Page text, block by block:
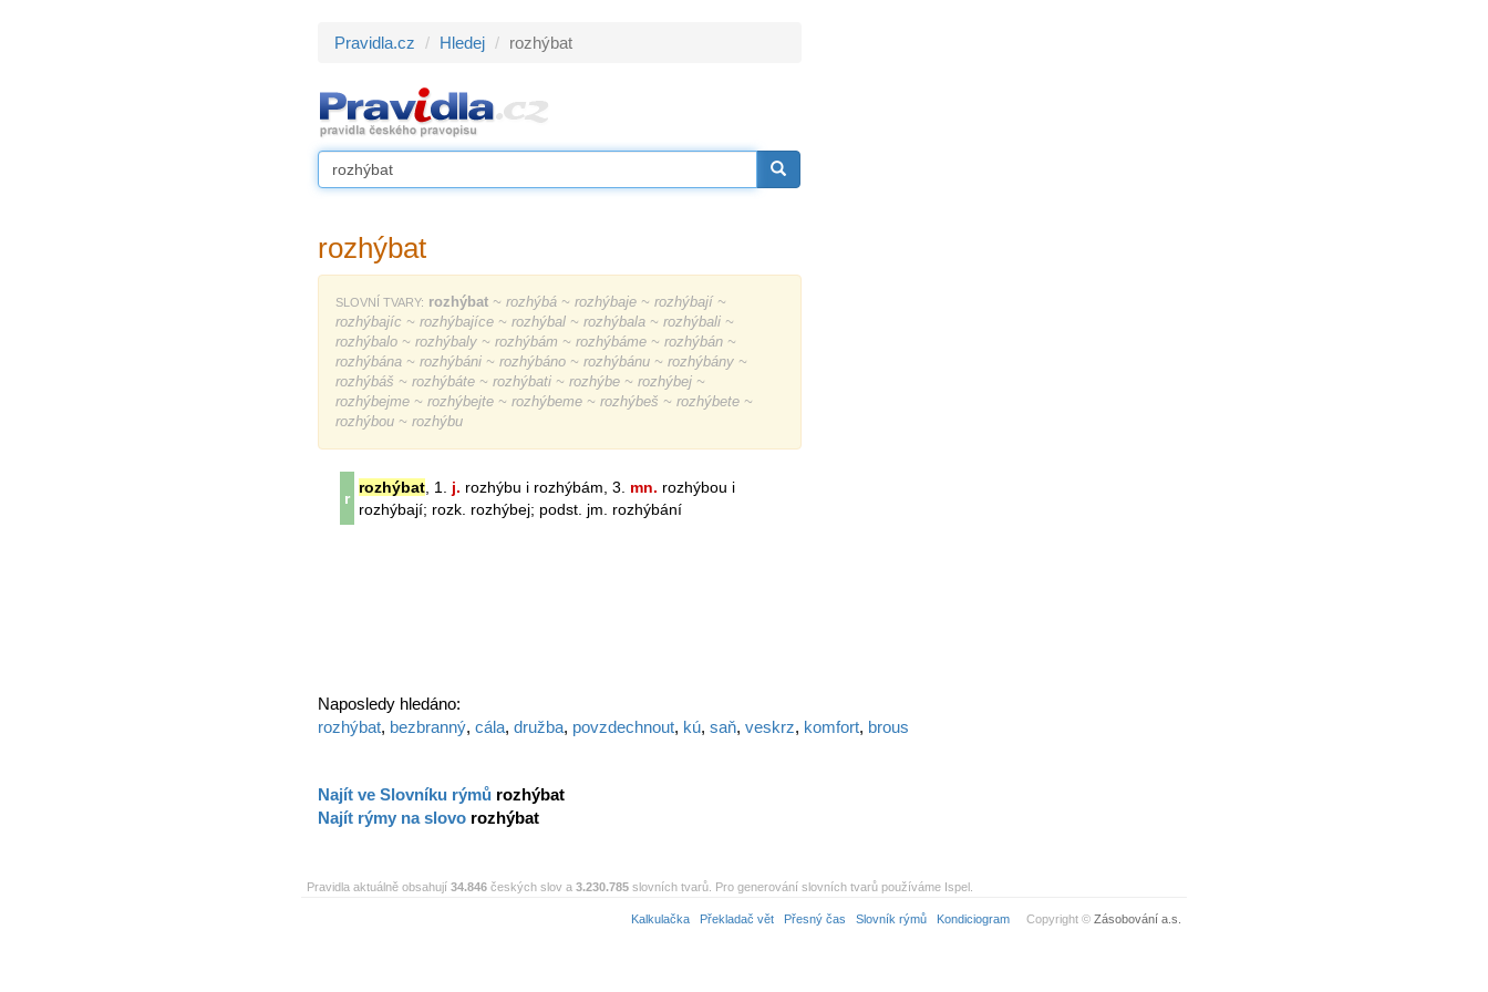
Pravidla.cz Hledej rozhýbat
rozhýbat
SLOVNÍ TVARY: rozhýbat ~ rozhýbá ~ rozhýbaje ~ rozhýbají ~
rozhýbajíc ~ rozhýbajíce ~ rozhýbal ~ rozhýbala ~ rozhýbali ~
rozhýbalo ~ rozhýbaly ~ rozhýbám ~ rozhýbáme ~ rozhýbán ~
rozhýbána ~ rozhýbáni ~ rozhýbáno ~ rozhýbánu ~ rozhýbány ~
rozhýbáš ~ rozhýbáte ~ rozhýbati ~ rozhýbe ~ rozhýbej ~
rozhýbejme ~ rozhýbejte ~ rozhýbeme ~ rozhýbeš ~ rozhýbete ~
rozhýbou ~ rozhýbu
r
rozhýbat , 1. j. rozhýbu i rozhýbám, 3. mn. rozhýbou i
rozhýbají; rozk. rozhýbej; podst. jm. rozhýbání
Naposledy hledáno:
rozhýbat, bezbranný, cála, družba, povzdechnout, kú, saň, veskrz, komfort, brous
Najít ve Slovníku rýmů rozhýbat
Najít rýmy na slovo rozhýbat
Pravidla aktuálně obsahují 34.846 českých slov a 3.230.785 slovních tvarů. Pro generování slovních tvarů používáme Ispel.
Kalkulačka Překladač vět Přesný čas Slovník rýmů Kondiciogram Copyright © Zásobování a.s.